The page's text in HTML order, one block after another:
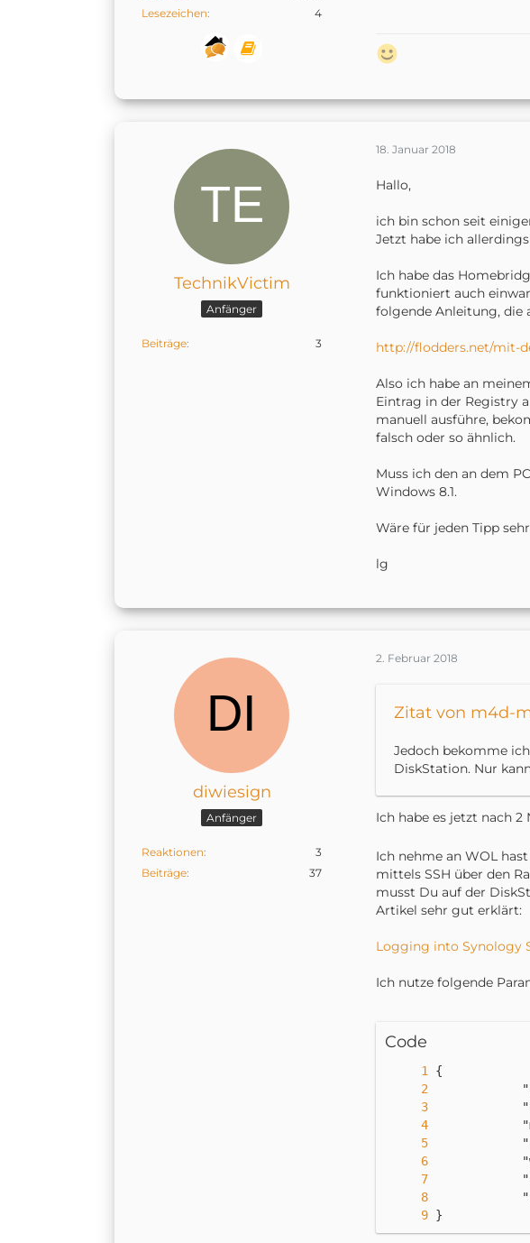
Lesezeichen
4
TechnikVictim
Anfänger
Beiträge 3
18. Januar 2018
Hallo,
ich bin schon seit
Jetzt habe ich
Ich habe das
funktioniert auch
folgende Anleitung, die
http://flodders.net/mit-
Also ich habe an
Eintrag in der Registry
manuell ausführe,
falsch oder so ähnlich.
Muss ich den an dem
Windows 8.1.
Wäre für jeden Tipp
lg
diwiesign
Anfänger
Reaktionen
3
Beiträge
37
2. Februar 2018
Zitat von m4d-
Jedoch bekomme
DiskStation. Nur
Ich habe es jetzt nach
Ich nehme an WOL
mittels SSH über den
musst Du auf der
Artikel sehr gut erklärt:
Logging into Synology
Ich nutze folgende
Code
}